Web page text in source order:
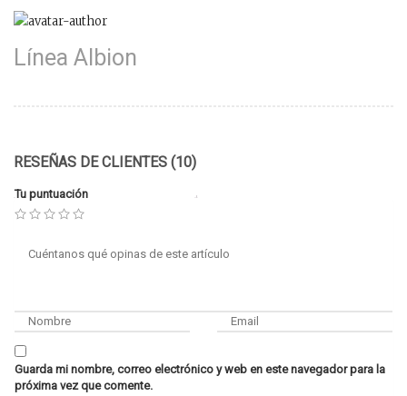
Línea Albion
RESEÑAS DE CLIENTES (10)
Tu puntuación
Guarda mi nombre, correo electrónico y web en este navegador para la
próxima vez que comente.